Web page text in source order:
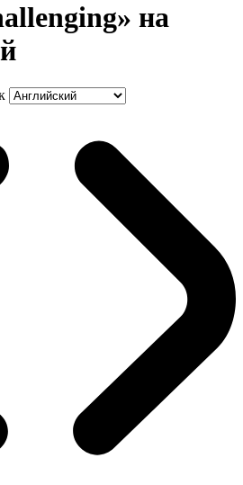
на